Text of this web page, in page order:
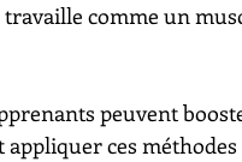
comme un
peuvent
ces